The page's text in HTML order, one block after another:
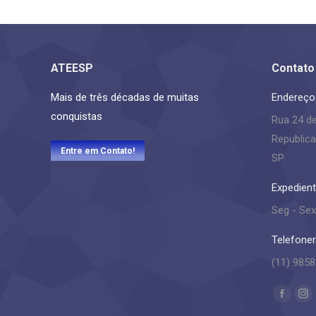
ATEESP
Mais de três décadas de muitas
conquistas
Entre em Contato!
Contato
Endereço:
Rua 24
SP
Seg -
(11)